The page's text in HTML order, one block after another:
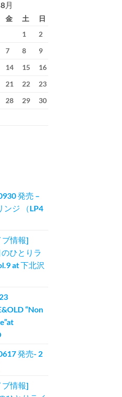
月
金 土
日
1
2
7 8
9
14 15
16
21 22
23
28 29
30
発売 –
ンジ （LP4
情報]
ひとりラ
at 下北沢
“Non
発売- 2
ブ情報]